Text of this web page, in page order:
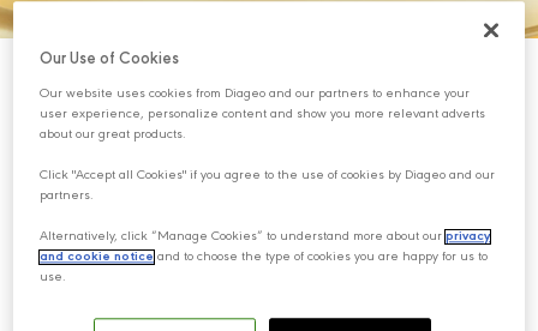
Our Use of Cookies
Our website uses cookies from Diageo and our partners to enhance your
user experience, personalize content and show you more relevant adverts
about our great products.
Click "Accept all Cookies" if you agree to the use of cookies by Diageo and our
partners.
Alternatively, click “Manage Cookies” to understand more about ourprivacy
and cookie notice and to choose the type of cookies you are happy for us to
use.